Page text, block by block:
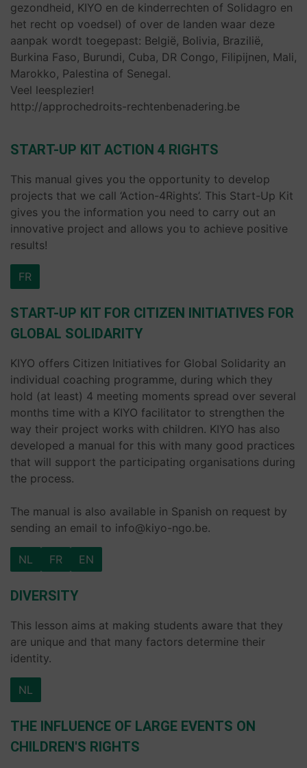
gezondheid, KIYO en de kinderrechten of Solidagro en
het recht op voedsel) of over de landen waar deze
aanpak wordt toegepast: België, Bolivia, Brazilië,
Burkina Faso, Burundi, Cuba, DR Congo, Filipijnen, Mali,
Marokko, Palestina of Senegal.
Veel leesplezier!
http://approchedroits-rechtenbenadering.be
START-UP KIT ACTION 4 RIGHTS
This manual gives you the opportunity to develop
projects that we call ‘Action-4Rights’. This Start-Up Kit
gives you the information you need to carry out an
innovative project and allows you to achieve positive
results!
FR
START-UP KIT FOR CITIZEN INITIATIVES FOR
GLOBAL SOLIDARITY
KIYO offers Citizen Initiatives for Global Solidarity an
individual coaching programme, during which they
hold (at least) 4 meeting moments spread over several
months time with a KIYO facilitator to strengthen the
way their project works with children. KIYO has also
developed a manual for this with many good practices
that will support the participating organisations during
the process.
The manual is also available in Spanish on request by
sending an email to info@kiyo-ngo.be.
NL FR EN
DIVERSITY
This lesson aims at making students aware that they
are unique and that many factors determine their
identity.
NL
THE INFLUENCE OF LARGE EVENTS ON
CHILDREN'S RIGHTS